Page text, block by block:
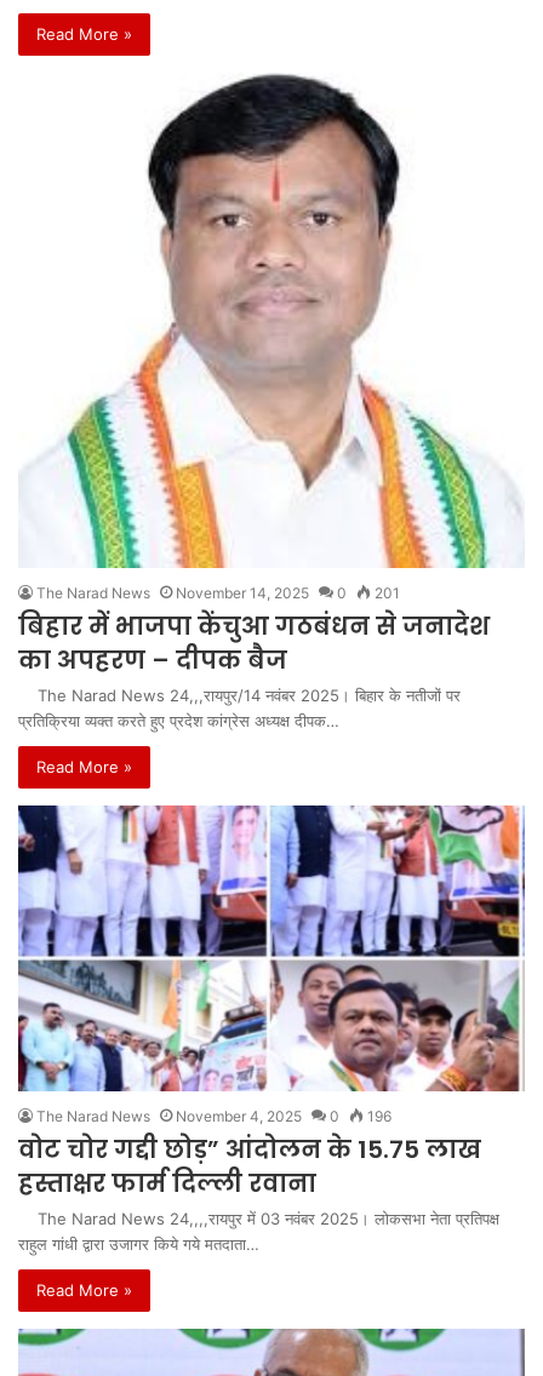
Read More »
The Narad News November 14, 2025 0 201
बिहार में भाजपा केंचुआ गठबंधन से जनादेश
का अपहरण – दीपक बैज
The Narad News 24,,,रायपुर/14 नवंबर 2025। बिहार के नतीजों पर
प्रतिक्रिया व्यक्त करते हुए प्रदेश कांग्रेस अध्यक्ष दीपक…
Read More »
The Narad News November 4, 2025 0 196
वोट चोर गद्दी छोड़” आंदोलन के 15.75 लाख
हस्ताक्षर फार्म दिल्ली रवाना
The Narad News 24,,,,रायपुर में 03 नवंबर 2025। लोकसभा नेता प्रतिपक्ष
राहुल गांधी द्वारा उजागर किये गये मतदाता…
Read More »